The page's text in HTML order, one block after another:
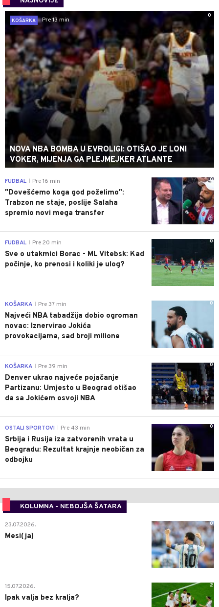
0
KOŠARKA
Pre 13 min
NOVA NBA BOMBA U EVROLIGI: OTIŠAO JE LONI
VOKER, MIJENJA GA PLEJMEJKER ATLANTE
0
FUDBAL Pre 16 min
"Dovešćemo koga god poželimo":
Trabzon ne staje, poslije Salaha
spremio novi mega transfer
0
FUDBAL Pre 20 min
Sve o utakmici Borac - ML Vitebsk: Kad
počinje, ko prenosi i koliki je ulog?
0
KOŠARKA Pre 37 min
Najveći NBA tabadžija dobio ogroman
novac: Iznervirao Jokića
provokacijama, sad broji milione
0
KOŠARKA Pre 39 min
Denver ukrao najveće pojačanje
Partizanu: Umjesto u Beograd otišao
da sa Jokićem osvoji NBA
0
OSTALI SPORTOVI Pre 43 min
Srbija i Rusija iza zatvorenih vrata u
Beogradu: Rezultat krajnje neobičan za
odbojku
KOLUMNA - NEBOJŠA ŠATARA
0
23.07.2026.
Mesi(ja)
2
15.07.2026.
Ipak valja bez kralja?